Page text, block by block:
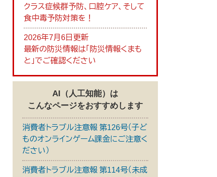
クラス症候群予防、口腔ケア、そして
食中毒予防対策を！
2026年7月6日更新
最新の防災情報は「防災情報くまも
と」でご確認ください
AI（人工知能）は
こんなページをおすすめします
消費者トラブル注意報 第126号（子ど
ものオンラインゲーム課金にご注意く
ださい）
消費者トラブル注意報 第114号（未成